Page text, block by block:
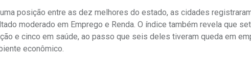
posição entre as dez melhores do estado, as cidades
moderado em Emprego e Renda. O índice também revela que
e cinco em saúde, ao passo que seis deles tiveram queda em
econômico.